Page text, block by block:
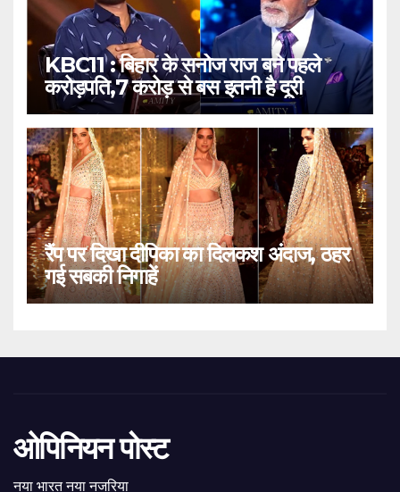
KBC11 : बिहार के सनोज राज बने पहले
करोड़पति,7 करोड़ से बस इतनी है दूरी
रैंप पर दिखा दीपिका का दिलकश अंदाज, ठहर
गई सबकी निगाहें
ओपिनियन पोस्ट
नया भारत नया नजरिया